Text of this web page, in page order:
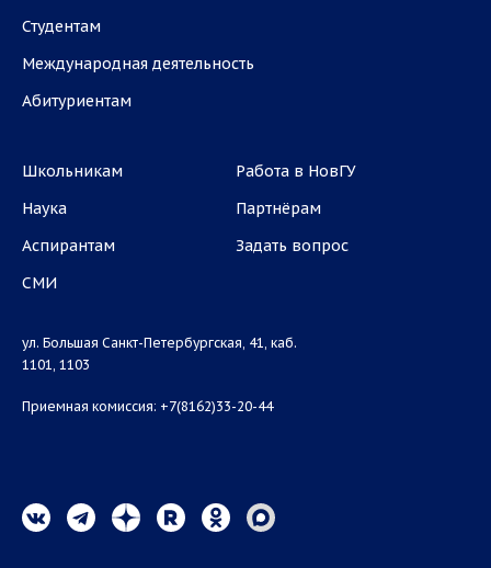
Студентам
Международная деятельность
Абитуриентам
Школьникам
Наука
Аспирантам
СМИ
Работа в НовГУ
Партнёрам
Задать вопрос
ул. Большая Санкт-Петербургская, 41, каб.
1101, 1103
Приемная комиссия: +7(8162)33-20-44